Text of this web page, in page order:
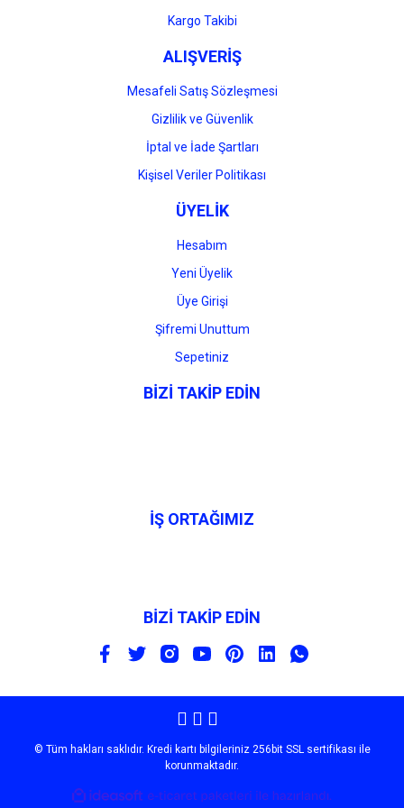
Gönder
Kargo Takibi
ALIŞVERİŞ
Mesafeli Satış Sözleşmesi
Gizlilik ve Güvenlik
İptal ve İade Şartları
Kişisel Veriler Politikası
ÜYELİK
Hesabım
Yeni Üyelik
Üye Girişi
Şifremi Unuttum
Sepetiniz
BİZİ TAKİP EDİN
İŞ ORTAĞIMIZ
BİZİ TAKİP EDİN
© Tüm hakları saklıdır. Kredi kartı bilgileriniz 256bit SSL sertifikası ile
korunmaktadır.
ideasoft
e-